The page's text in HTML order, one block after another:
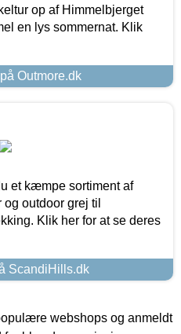
op af Himmelbjerget
en lys sommernat. Klik
Outmore.dk
et kæmpe sortiment af
outdoor grej til
Klik her for at se deres
ScandiHills.dk
webshops og anmeldt